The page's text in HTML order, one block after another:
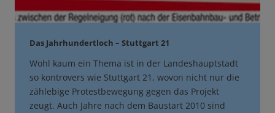
Das Jahrhundertloch – Stuttgart 21
Wohl kaum ein Thema ist in der Landeshauptstadt
so kontrovers wie Stuttgart 21, wovon nicht nur die
zählebige Protestbewegung gegen das Projekt
zeugt. Auch Jahre nach dem Baustart 2010 sind